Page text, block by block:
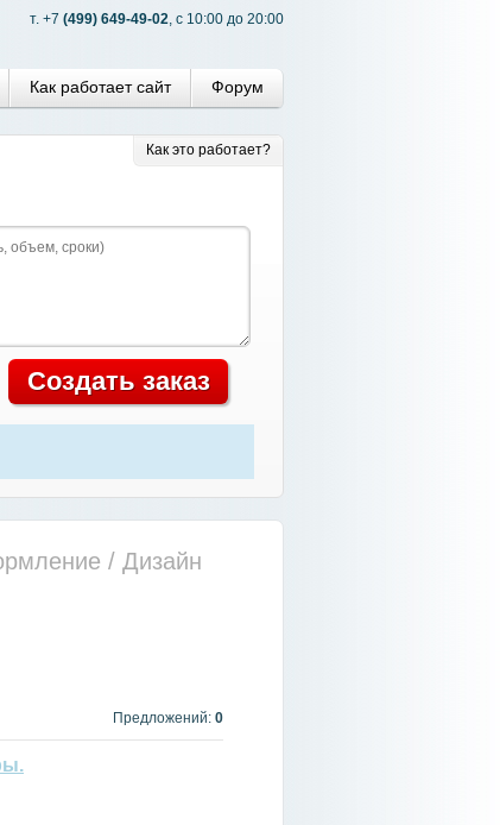
т. +7 (499) 649-49-02, с 10:00 до 20:00
Как работает сайт Форум
Как это работает?
/ Дизайн
Предложений: 0